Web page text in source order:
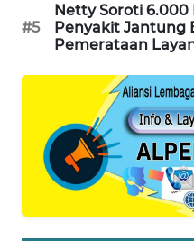
#5
Netty Soroti
Penyakit Jantung
Pemerataan
METRO
MEDAN
JAKARTA
NEWS
NEWS